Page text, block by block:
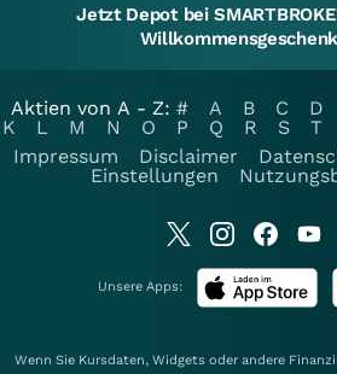
Jetzt Depot bei
Aktien von A - Z: # A B C D
K
L M N O P Q R S T
Impressum
Disclaimer
Einstellungen
Unsere Apps:
Wenn Sie Kursdaten, Widgets oder andere